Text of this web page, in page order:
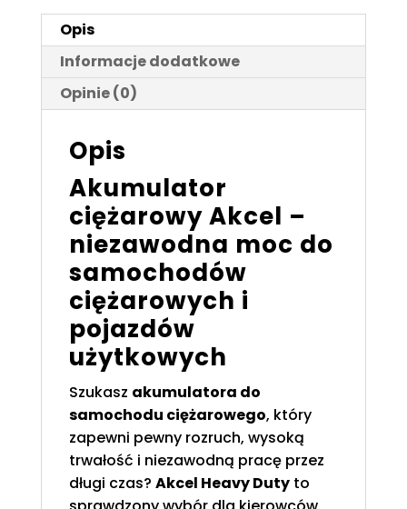
513x223x223
Opis
Informacje dodatkowe
Opinie (0)
Opis
Akumulator
ciężarowy Akcel –
niezawodna moc do
samochodów
ciężarowych i
pojazdów
użytkowych
Szukasz akumulatora do
samochodu ciężarowego, który
zapewni pewny rozruch, wysoką
trwałość i niezawodną pracę przez
długi czas? Akcel Heavy Dutyto